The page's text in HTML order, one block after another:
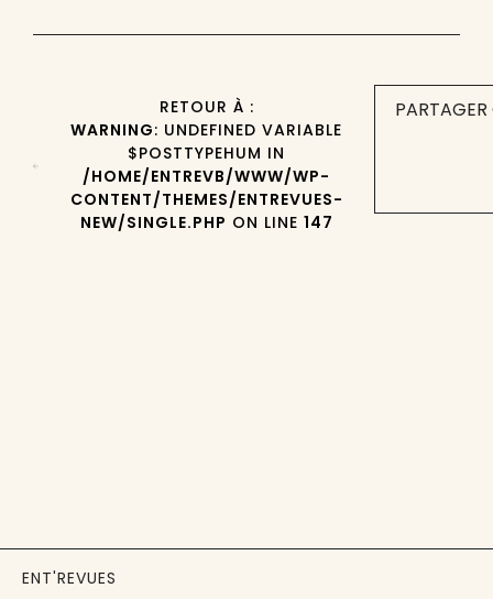
RETOUR À :
WARNING: UNDEFINED VARIABLE
$POSTTYPEHUM IN
/HOME/ENTREVB/WWW/WP-
CONTENT/THEMES/ENTREVUES-
NEW/SINGLE.PHP ON LINE 147
ENT'REVUES